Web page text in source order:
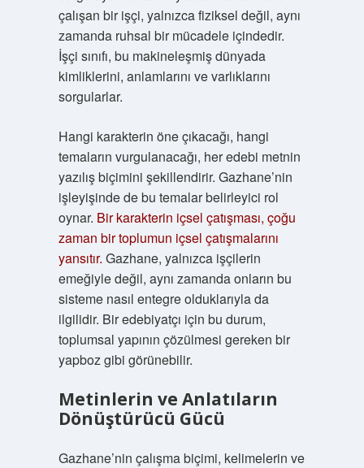
çalışan bir işçi, yalnızca fiziksel değil, aynı
zamanda ruhsal bir mücadele içindedir.
İşçi sınıfı, bu makineleşmiş dünyada
kimliklerini, anlamlarını ve varlıklarını
sorgularlar.
Hangi karakterin öne çıkacağı, hangi
temaların vurgulanacağı, her edebi metnin
yazılış biçimini şekillendirir. Gazhane’nin
işleyişinde de bu temalar belirleyici rol
oynar. Bir karakterin içsel çatışması, çoğu
zaman bir toplumun içsel çatışmalarını
yansıtır. Gazhane, yalnızca işçilerin
emeğiyle değil, aynı zamanda onların bu
sisteme nasıl entegre olduklarıyla da
ilgilidir. Bir edebiyatçı için bu durum,
toplumsal yapının çözülmesi gereken bir
yapboz gibi görünebilir.
Metinlerin ve Anlatıların
Dönüştürücü Gücü
Gazhane’nin çalışma biçimi, kelimelerin ve